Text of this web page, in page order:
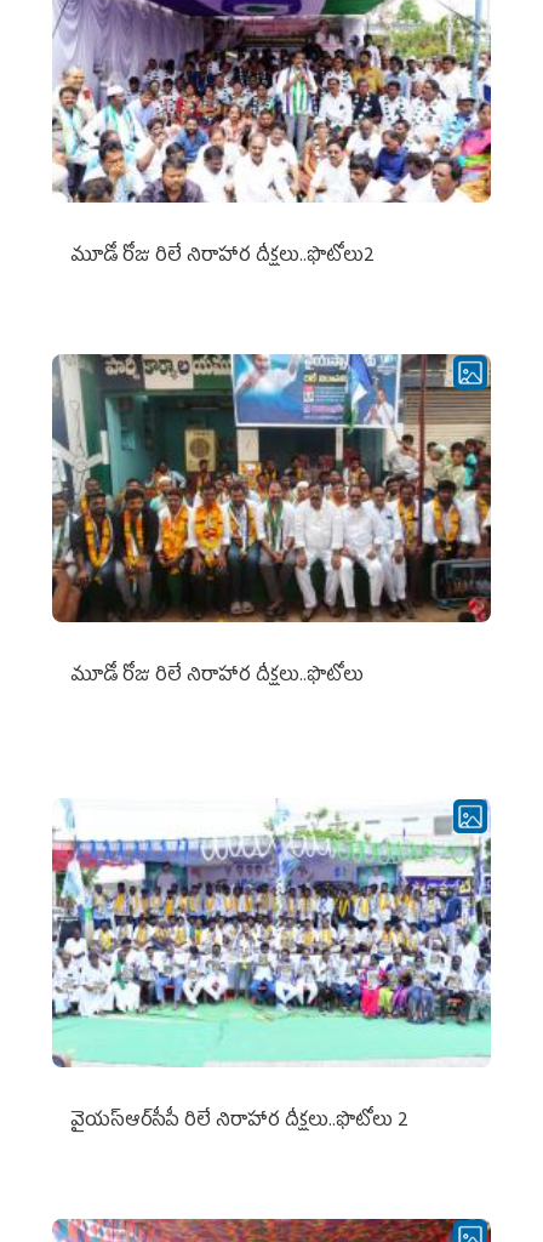
మూడో రోజు రిలే నిరాహార దీక్షలు..ఫొటోలు2
మూడో రోజు రిలే నిరాహార దీక్షలు..ఫొటోలు
వైయ‌స్ఆర్‌సీపీ రిలే నిరాహార దీక్షలు..ఫొటోలు 2